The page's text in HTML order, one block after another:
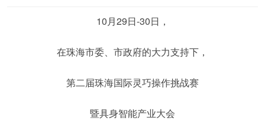
10月29日-30日，
在珠海市委、市政府的大力支持下，
第二届珠海国际灵巧操作挑战赛
暨具身智能产业大会